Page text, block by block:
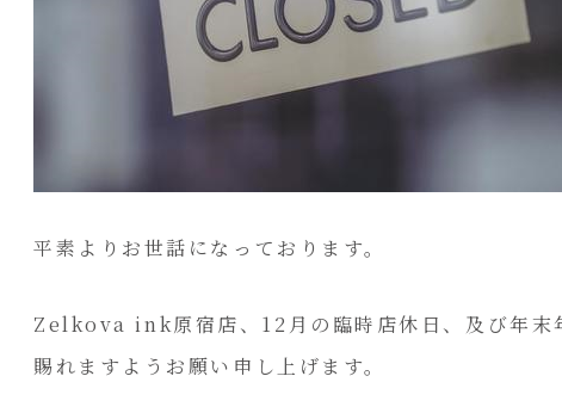
平素よりお世話になっております。
Zelkova ink原宿店、12月の臨時店休日、及び年末
賜れますようお願い申し上げます。